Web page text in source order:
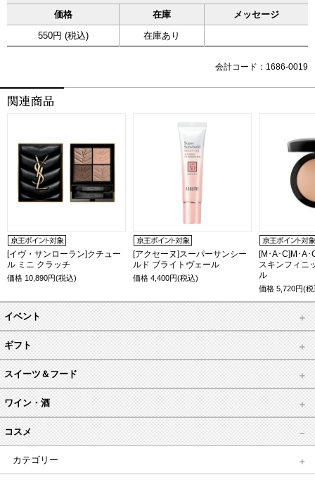
価格
在庫
メッセージ
550円 (税込)
在庫あり
会計コード：1686-0019
[イヴ・サンローラン]クチュー
ル ミニ クラッチ
価格 10,890円(税込)
[アクセーヌ]スーパーサンシー
ルド ブライトヴェール
価格4,400円(税込)
[M･A･C]M･A
スキンフィニ
ル
価格5,720円(
イベント
ギフト
スイーツ＆フード
ワイン・酒
コスメ
カテゴリー